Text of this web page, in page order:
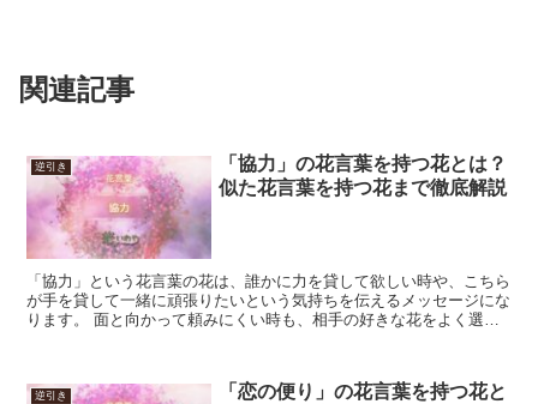
関連記事
逆引き
「協力」の花言葉を持つ花とは？
似た花言葉を持つ花まで徹底解説
「協力」という花言葉の花は、誰かに力を貸して欲しい時や、こちら
が手を貸して一緒に頑張りたいという気持ちを伝えるメッセージにな
ります。 面と向かって頼みにくい時も、相手の好きな花をよく選べ
逆引き
「恋の便り」の花言葉を持つ花と